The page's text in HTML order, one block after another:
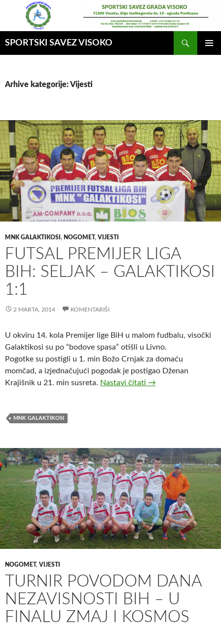
SPORTSKI SAVEZ VISOKO
Arhive kategorije: Vijesti
MNK GALAKTIKOSI , NOGOMET, VIJESTI
FUTSAL PREMIJER LIGA
BIH: SELJAK – GALAKTIKOSI
1:1
2 MARTA, 2014 KOMENTARIŠI
U okviru 14. kola Premijer lige BiH u malom fudbalu, visočki
Galaktikosi su po “bodove spasa” otišli u Livno.
Pogotke su postigli u 1. min Božo Crnjak za domaću
momčad, a izjednačujući pogodak je postigao Dženan
Krajišnik u 21. min susreta. Nastavi čitati Futsal Premijer liga
→
MNK GALAKTIKOSI
NOGOMET , VIJESTI
TURNIR POVODOM DANA
NEZAVISNOSTI BIH – U
FINALU ZMAJ I KOSMOS